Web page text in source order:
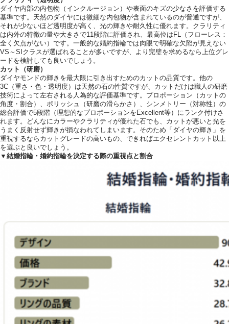
ダイヤ内部の内包物（インクルージョン）や表面のキズの少なさを評価する
基準です。天然のダイヤには微細な内包物が含まれているのが普通ですが、
それが少ないほど透明度が高く、光の輝きや耐久性に優れます。クラリティ
は内外の特徴の量や大きさで11段階に評価され、最高位はFL（フローレス：
全く欠点がない）です。一般的な婚約指輪では肉眼で明確な欠陥が見えない
VS～SIクラスが選ばれることが多いですが、より完璧を求めるなら上位グレ
ードを検討しても良いでしょう。
カット（研磨）
ダイヤモンドの輝きを最大限に引き出すためのカットの品質です。他の
3C（重さ・色・透明度）は天然の石の性質ですが、カットだけは職人の研磨
技術によって左右される人為的な評価基準です。プロポーション（カットの
角度・割合）、ポリッシュ（研磨の滑らかさ）、シンメトリー（対称性）の
総合評価で5段階（理想的なプロポーションをExcellent等）にランク付けさ
れます。どんなにカラーやクラリティが優れた石でも、カットが悪いと光を
うまく反射せず輝きが損なわれてしまいます。そのため「ダイヤの輝き」を
重視するならカットグレードの高いもの、できればエクセレントカット以上
を選ぶと良いでしょう。
▼結婚指輪・婚約指輪を決定する際の重視点と割合